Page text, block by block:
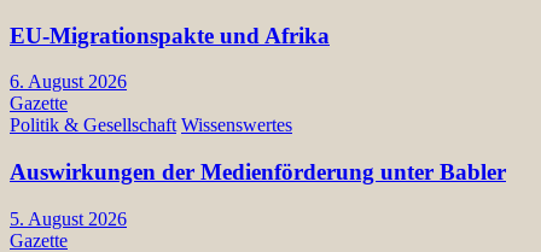
EU-Migrationspakte und Afrika
6. August 2026
Gazette
Politik & Gesellschaft Wissenswertes
Auswirkungen der Medienförderung unter Babler
5. August 2026
Gazette